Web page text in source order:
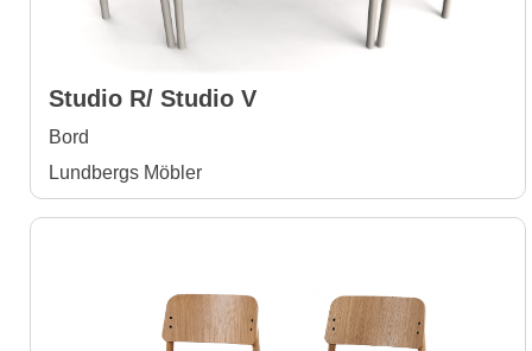
Studio R/ Studio V
Bord
Lundbergs Möbler